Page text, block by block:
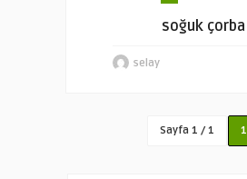
soğuk çorba
selay
Sayfa 1 / 1 1